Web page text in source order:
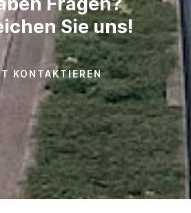
Sie uns!
KONTAKTIEREN